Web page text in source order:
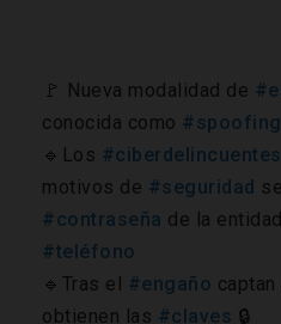
🚩 Nueva modalidad de
conocida como #spoofing
🔹Los #ciberdelincuentes
motivos de #seguridad
#contraseña de la
#teléfono
🔹Tras el #engaño
obtienen las #claves 🔒